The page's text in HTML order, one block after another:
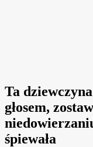
Ta
głosem,
śpiewała